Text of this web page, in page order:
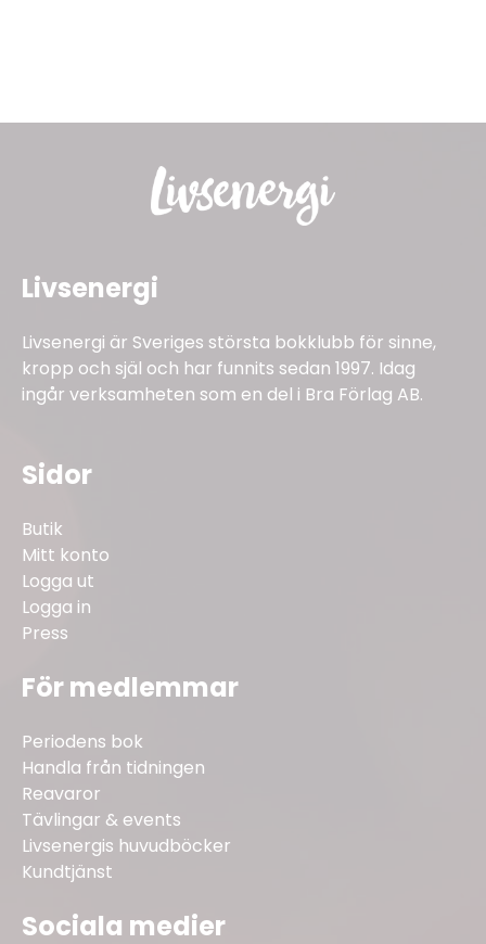
Livsenergi
Livsenergi är Sveriges största bokklubb för sinne,
kropp och själ och har funnits sedan 1997. Idag
ingår verksamheten som en del i Bra Förlag AB.
Sidor
Butik
Mitt konto
Logga ut
Logga in
Press
För medlemmar
Periodens bok
Handla från tidningen
Reavaror
Tävlingar & events
Livsenergis huvudböcker
Kundtjänst
Sociala medier